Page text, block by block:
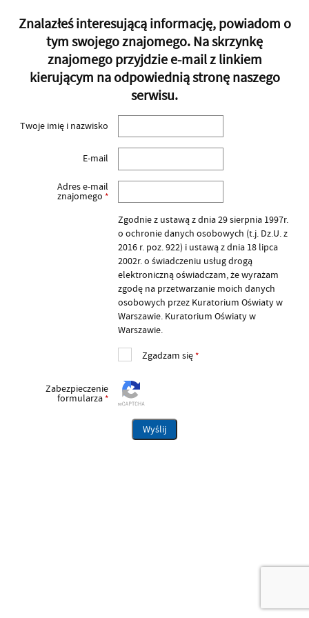
Znalazłeś interesującą informację, powiadom o
tym swojego znajomego. Na skrzynkę
znajomego przyjdzie e-mail z linkiem
kierującym na odpowiednią stronę naszego
serwisu.
Twoje imię i nazwisko
E-mail
Adres e-mail
znajomego *
Zgodnie z ustawą z dnia 29 sierpnia 1997r.
o ochronie danych osobowych (t.j. Dz.U. z
2016 r. poz. 922) i ustawą z dnia 18 lipca
2002r. o świadczeniu usług drogą
elektroniczną oświadczam, że wyrażam
zgodę na przetwarzanie moich danych
osobowych przez Kuratorium Oświaty w
Warszawie. Kuratorium Oświaty w
Warszawie.
Zgadzam się*
Zabezpieczenie
formularza*